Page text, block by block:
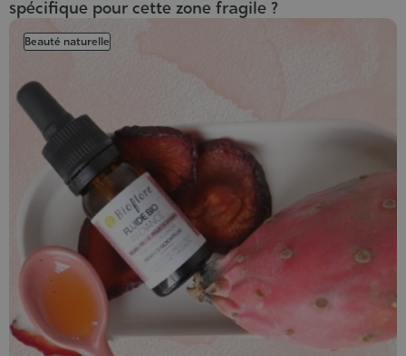
spécifique pour cette zone fragile ?
Beauté naturelle